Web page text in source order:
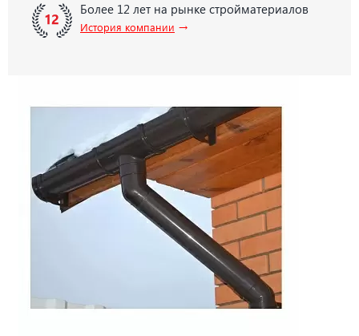
Более 12 лет на рынке стройматериалов
История компании →